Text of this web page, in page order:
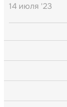
14 июля '23